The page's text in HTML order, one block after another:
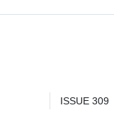
ISSUE 309